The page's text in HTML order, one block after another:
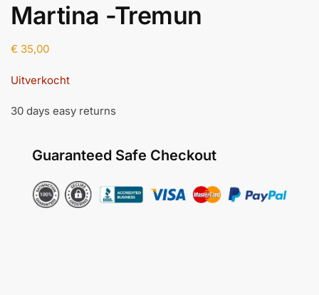
Martina -Tremun
€ 35,00
Uitverkocht
30 days easy returns
Guaranteed Safe Checkout